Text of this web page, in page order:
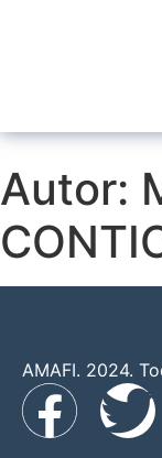
Autor:
AMAFI. 2024.